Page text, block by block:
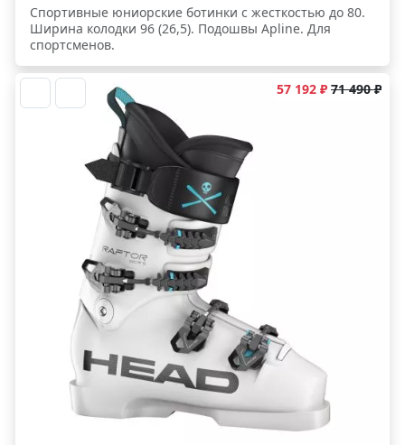
Спортивные юниорские ботинки с жесткостью до 80.
Ширина колодки 96 (26,5). Подошвы Apline. Для
спортсменов.
57 192 ₽ 71 490 ₽